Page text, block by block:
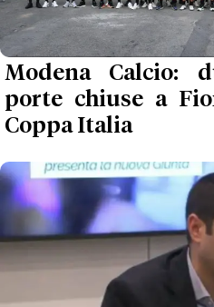
Modena Calcio:
porte chiuse a
Coppa Italia